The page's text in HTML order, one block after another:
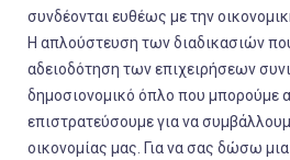
συνδέονται ευθέως με την
Η απλούστευση των διαδικασιών
αδειοδότηση των επιχειρήσεων
δημοσιονομικό όπλο που μπορούμε
επιστρατεύσουμε για να
οικονομίας μας. Για να σας δώσω